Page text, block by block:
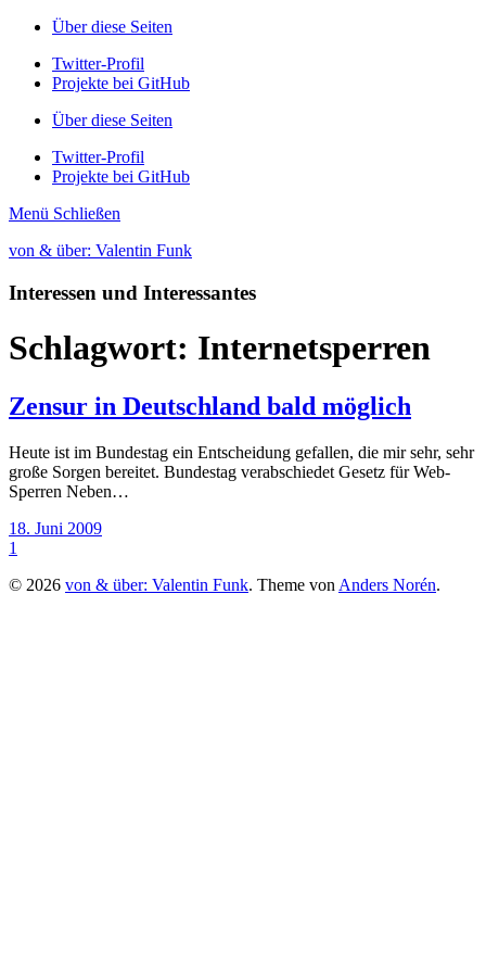
Über diese Seiten
Twitter-Profil
Projekte bei GitHub
Über diese Seiten
Twitter-Profil
Projekte bei GitHub
Menü Schließen
von & über: Valentin Funk
Interessen und Interessantes
Schlagwort: Internetsperren
Zensur in Deutschland bald möglich
Heute ist im Bundestag ein Entscheidung gefallen, die mir sehr, sehr
große Sorgen bereitet. Bundestag verabschiedet Gesetz für Web-
Sperren Neben…
18. Juni 2009
1
© 2026 von & über: Valentin Funk. Theme von Anders Norén.